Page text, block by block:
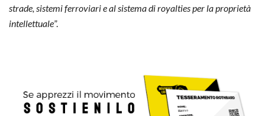
strade, sistemi ferroviari e al sistema di royalties per la proprietà
intellettuale”.